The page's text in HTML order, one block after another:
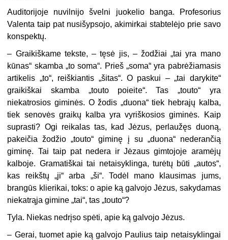
Auditorijoje nuvilnijo švelni juokelio banga. Profesorius
Valenta taip pat nusišypsojo, akimirkai stabtelėjo prie savo
konspektų.
– Graikiškame tekste, – tęsė jis, – žodžiai „tai yra mano
kūnas“ skamba „to soma“. Prieš „soma“ yra pabrėžiamasis
artikelis „to“, reiškiantis „šitas“. O paskui – „tai darykite“
graikiškai skamba „touto poieite“. Tas „touto“ yra
niekatrosios giminės. O žodis „duona“ tiek hebrajų kalba,
tiek senovės graikų kalba yra vyriškosios giminės. Kaip
suprasti? Ogi reikalas tas, kad Jėzus, perlaužęs duoną,
pakeičia žodžio „touto“ giminę į su „duona“ nederančią
giminę. Tai taip pat nedera ir Jėzaus gimtojoje aramėjų
kalboje. Gramatiškai tai netaisyklinga, turėtų būti „autos“,
kas reikštų „ji“ arba „ši“. Todėl mano klausimas jums,
brangūs klierikai, toks: o apie ką galvojo Jėzus, sakydamas
niekatrąja gimine „tai“, tas „touto“?
Tyla. Niekas nedrįso spėti, apie ką galvojo Jėzus.
– Gerai, tuomet apie ką galvojo Paulius taip netaisyklingai